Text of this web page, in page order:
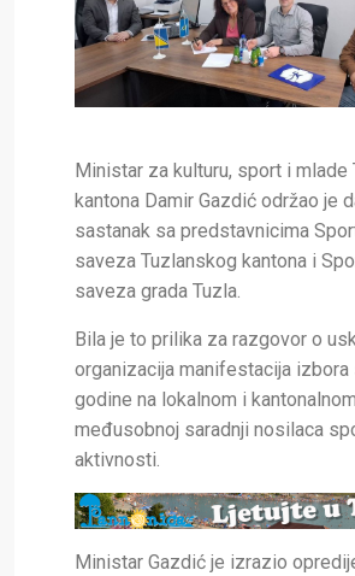
Ministar za kulturu, sport i mlade
kantona Damir Gazdić održao je
sastanak sa predstavnicima
saveza Tuzlanskog kantona i
saveza grada Tuzla.
Bila je to prilika za razgovor o
organizacija manifestacija
godine na lokalnom i
međusobnoj saradnji nosilaca
aktivnosti.
Ministar Gazdić je izrazio